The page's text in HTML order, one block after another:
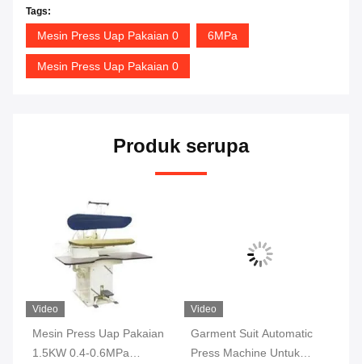
Tags:
Mesin Press Uap Pakaian 0 6MPa
Mesin Press Uap Pakaian 0
Produk serupa
Video
Mesin Press Uap Pakaian
1.5KW 0.4-0.6MPa
Video
Garment Suit Automatic
Press Machine Untuk